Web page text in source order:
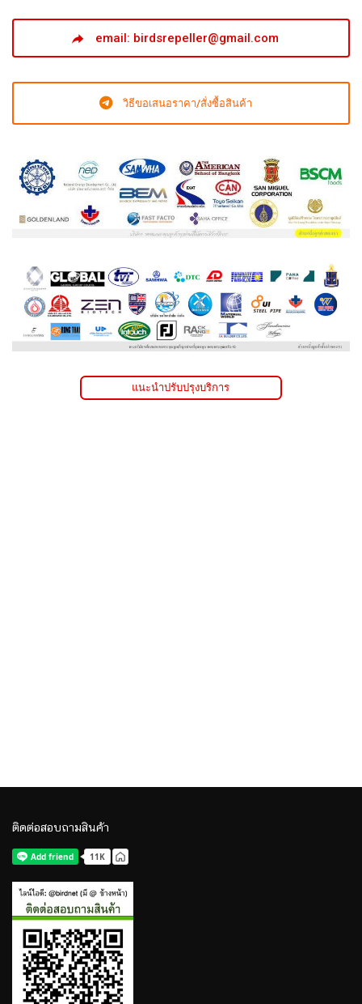
email: birdsrepeller@gmail.com
วิธีขอเสนอราคา/สั่งซื้อสินค้า
แนะนำปรับปรุงบริการ
ติดต่อสอบถามสินค้า